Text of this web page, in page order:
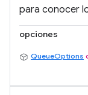
para conocer
opciones
QueueOptions